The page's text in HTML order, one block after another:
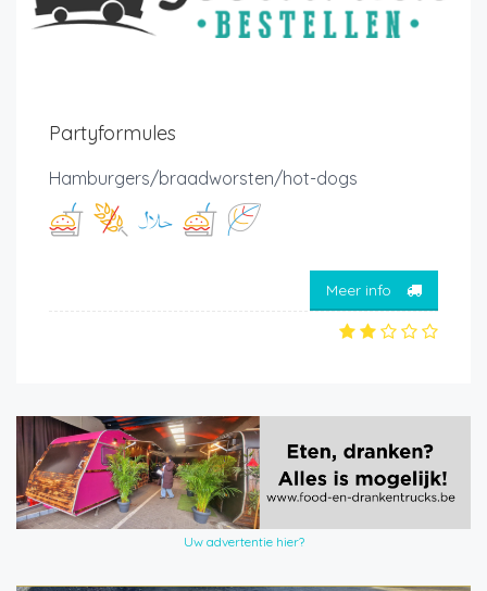
Partyformules
Hamburgers/braadworsten/hot-dogs
Meer info
Uw advertentie hier?